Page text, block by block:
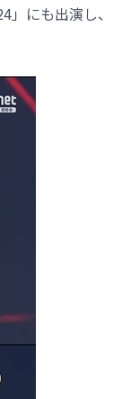
にも出演し、